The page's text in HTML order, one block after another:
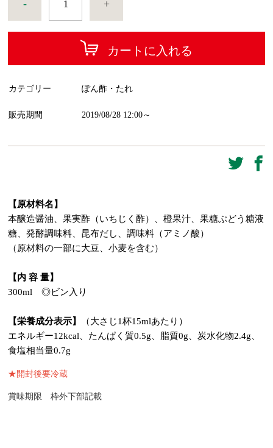
- +
カートに入れる
カテゴリー ぽん酢・たれ
販売期間 2019/08/28 12:00～
【原材料名】
本醸造醤油、果実酢（いちじく酢）、橙果汁、果糖ぶどう糖液
糖、発酵調味料、昆布だし、調味料（アミノ酸）
（原材料の一部に大豆、小麦を含む）
【内 容 量】
300ml ◎ビン入り
【栄養成分表示】
（大さじ1杯15mlあたり）
エネルギー12kcal、たんぱく質0.5g、脂質0g、炭水化物2.4g、
食塩相当量0.7g
★開封後要冷蔵
賞味期限 枠外下部記載